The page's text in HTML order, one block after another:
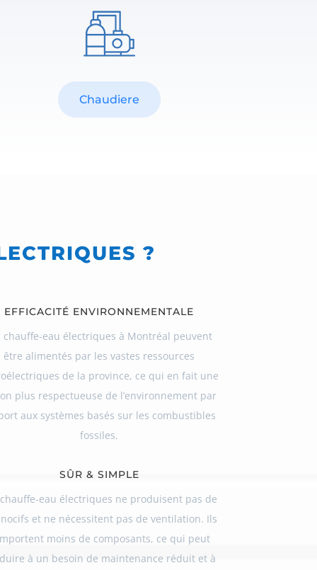
Chaudiere
?
EFFICACITÉ ENVIRONNEMENTALE
chauffe-eau électriques à Montréal peuvent
être alimentés par les vastes ressources
de la province, ce qui en fait une
plus respectueuse de l’environnement par
aux systèmes basés sur les combustibles
fossiles.
SÛR & SIMPLE
eau électriques ne produisent pas de
et ne nécessitent pas de ventilation. Ils
moins de composants, ce qui peut
à un besoin de maintenance réduit et à